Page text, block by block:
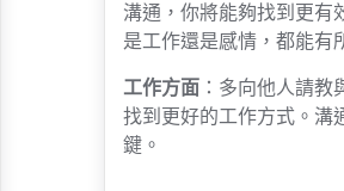
溝通，你將能夠找到更有
是工作還是感情，都能有
工作方面 ：多向他人請
找到更好的工作方式。溝
鍵。